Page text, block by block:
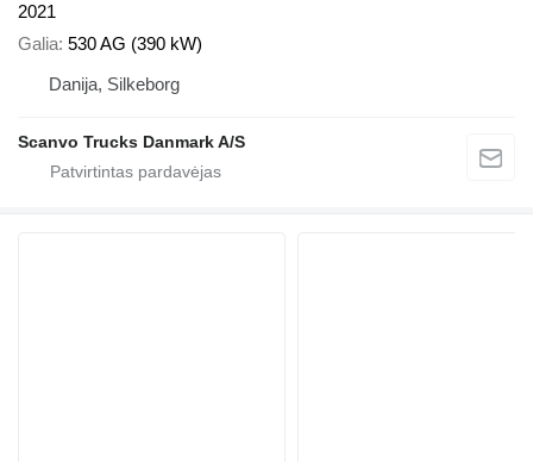
2021
Galia 530 AG (390 kW)
Danija, Silkeborg
Scanvo Trucks Danmark A/S